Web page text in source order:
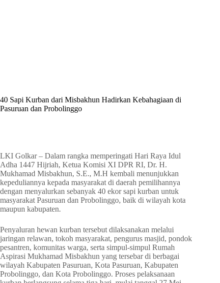
40 Sapi Kurban dari Misbakhun Hadirkan Kebahagiaan di
Pasuruan dan Probolinggo
LKI Golkar – Dalam rangka memperingati Hari Raya Idul
Adha 1447 Hijriah, Ketua Komisi XI DPR RI, Dr. H.
Mukhamad Misbakhun, S.E., M.H kembali menunjukkan
kepeduliannya kepada masyarakat di daerah pemilihannya
dengan menyalurkan sebanyak 40 ekor sapi kurban untuk
masyarakat Pasuruan dan Probolinggo, baik di wilayah kota
maupun kabupaten.
Penyaluran hewan kurban tersebut dilaksanakan melalui
jaringan relawan, tokoh masyarakat, pengurus masjid, pondok
pesantren, komunitas warga, serta simpul-simpul Rumah
Aspirasi Mukhamad Misbakhun yang tersebar di berbagai
wilayah Kabupaten Pasuruan, Kota Pasuruan, Kabupaten
Probolinggo, dan Kota Probolinggo. Proses pelaksanaan